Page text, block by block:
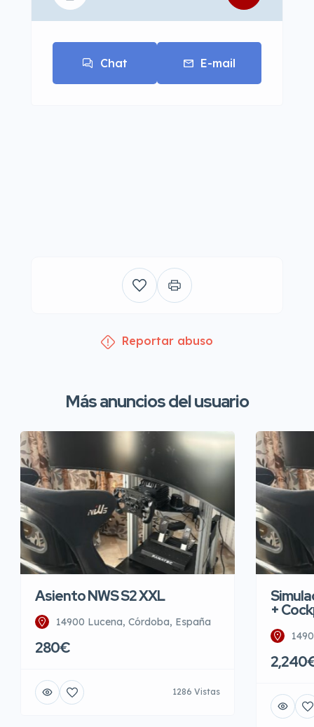
Chat E-mail
Reportar abuso
Más anuncios del usuario
Asiento NWS S2 XXL
14900 Lucena, Córdoba, España
280€
1286 Vistas
+